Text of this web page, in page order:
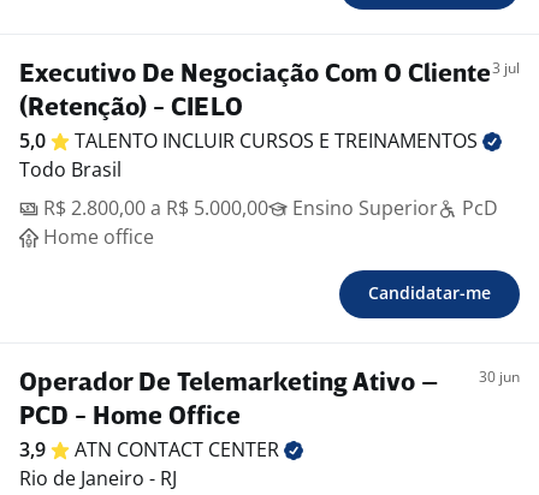
Executivo De Negociação Com O Cliente
(Retenção) - CIELO
3 jul
5,0 TALENTO INCLUIR CURSOS E TREINAMENTOS
Todo Brasil
R$ 2.800,00 a R$ 5.000,00
Ensino Superior
PcD
Home office
Candidatar-me
Operador De Telemarketing Ativo –
PCD - Home Office
30 jun
3,9 ATN CONTACT CENTER
Rio de Janeiro - RJ